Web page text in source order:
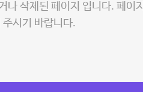
나 삭제된 페이지 입니다. 페이지
시기 바랍니다.